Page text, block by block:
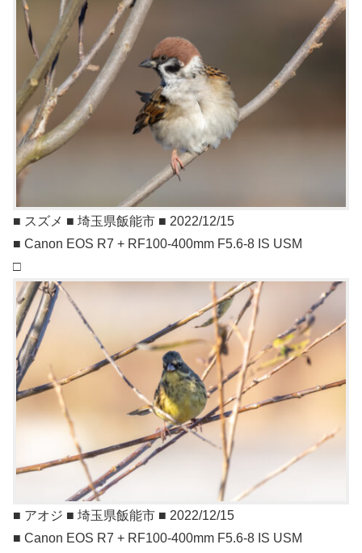
■ スズメ ■ 埼玉県飯能市 ■ 2022/12/15
■ Canon EOS R7 + RF100-400mm F5.6-8 IS USM
□
■ アオジ ■ 埼玉県飯能市 ■ 2022/12/15
■ Canon EOS R7 + RF100-400mm F5.6-8 IS USM